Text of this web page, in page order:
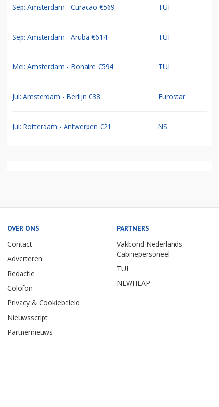
Sep: Amsterdam - Curacao €569 TUI
Sep: Amsterdam - Aruba €614 TUI
Mei: Amsterdam - Bonaire €594 TUI
Jul: Amsterdam - Berlijn €38 Eurostar
Jul: Rotterdam - Antwerpen €21 NS
OVER ONS
Contact
Adverteren
Redactie
Colofon
Privacy & Cookiebeleid
Nieuwsscript
Partnernieuws
PARTNERS
Vakbond Nederlands
Cabinepersoneel
TUI
NEWHEAP